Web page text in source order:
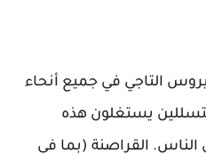
التاجي في جميع أنحاء
يستغلون هذه
الناس. القراصنة (بما في